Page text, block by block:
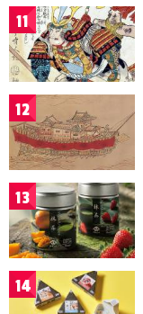
11
12
13
14